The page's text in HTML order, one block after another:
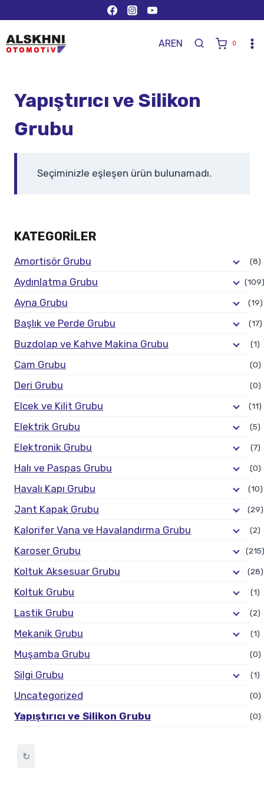
AREN 0
Yapıştırıcı ve Silikon
Grubu
Seçiminizle eşleşen ürün bulunamadı.
KATEGORILER
Amortisör Grubu (8)
Aydınlatma Grubu (109)
Ayna Grubu (19)
Başlık ve Perde Grubu (17)
Buzdolap ve Kahve Makina Grubu (1)
Cam Grubu (0)
Deri Grubu (0)
Elcek ve Kilit Grubu (11)
Elektrik Grubu (5)
Elektronik Grubu (7)
Halı ve Paspas Grubu (0)
Havalı Kapı Grubu (10)
Jant Kapak Grubu (29)
Kalorifer Vana ve Havalandırma Grubu (2)
Karoser Grubu (215)
Koltuk Aksesuar Grubu (28)
Koltuk Grubu (1)
Lastik Grubu (2)
Mekanik Grubu (1)
Muşamba Grubu (0)
Silgi Grubu (1)
Uncategorized (0)
Yapıştırıcı ve Silikon Grubu (0)
↻